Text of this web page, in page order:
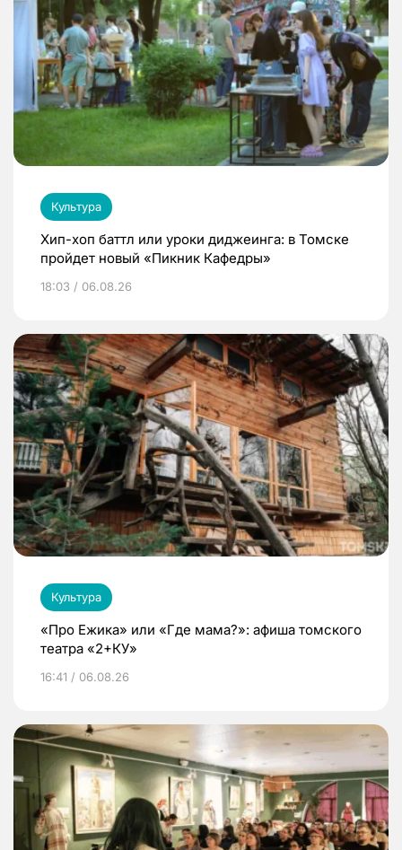
Культура
Хип-хоп баттл или уроки диджеинга: в Томске
пройдет новый «Пикник Кафедры»
18:03 / 06.08.26
Культура
«Про Ежика» или «Где мама?»: афиша томского
театра «2+КУ»
16:41 / 06.08.26